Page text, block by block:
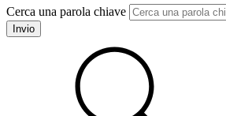
Cerca una parola chiave
Invio